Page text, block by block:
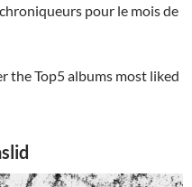
pour le mois de
the Top5 albums most liked